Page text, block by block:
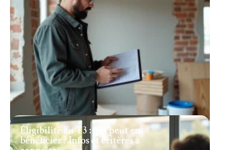
Éligibilité au T3 : qui peut en
bénéficier ? Infos et critères à